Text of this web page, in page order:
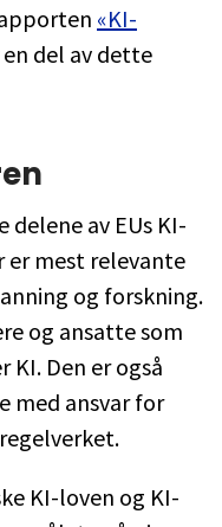
«KI-
en del av dette
av EUs KI-
er mest relevante
og forskning.
og ansatte som
Den er også
med ansvar for
KI-loven og KI-